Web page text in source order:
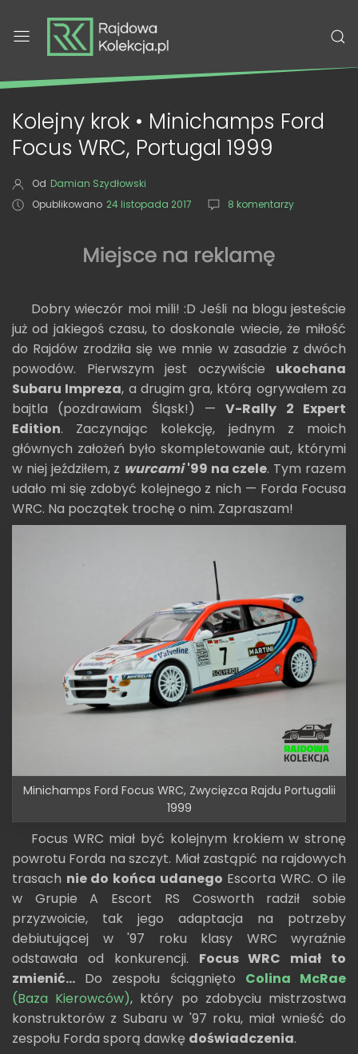
Kolejny krok • Minichamps Ford
Focus WRC, Portugal 1999
Od Damian Szydłowski
Opublikowano 24 listopada 2017 8 komentarzy
Dobry wieczór moi mili! :D Jeśli na blogu jesteście
już od jakiegoś czasu, to doskonale wiecie, że miłość
do Rajdów zrodziła się we mnie w zasadzie z dwóch
powodów. Pierwszym jest oczywiście ukochana
Subaru Impreza, a drugim gra, którą ogrywałem za
bajtla (pozdrawiam Śląsk!) —V-Rally 2 Expert
Edition. Zaczynając kolekcję, jednym z moich
głównych założeń było skompletowanie aut, którymi
w niej jeździłem, z wurcami'99 na czele. Tym razem
udało mi się zdobyć kolejnego z nich — Forda Focusa
WRC. Na początek trochę o nim. Zapraszam!
Minichamps Ford Focus WRC, Zwycięzca Rajdu Portugalii
1999
Focus WRC miał być kolejnym krokiem w stronę
powrotu Forda na szczyt. Miał zastąpić na rajdowych
trasach nie do końca udanego Escorta WRC. O ile
w Grupie A Escort RS Cosworth radził sobie
przyzwoicie, tak jego adaptacja na potrzeby
debiutującej w '97 roku klasy WRC wyraźnie
odstawała od konkurencji. Focus WRC miał to
zmienić... Do zespołu ściągnięto Colina McRae
(Baza Kierowców), który po zdobyciu mistrzostwa
konstruktorów z Subaru w '97 roku, miał wnieść do
zespołu Forda sporą dawkę doświadczenia.